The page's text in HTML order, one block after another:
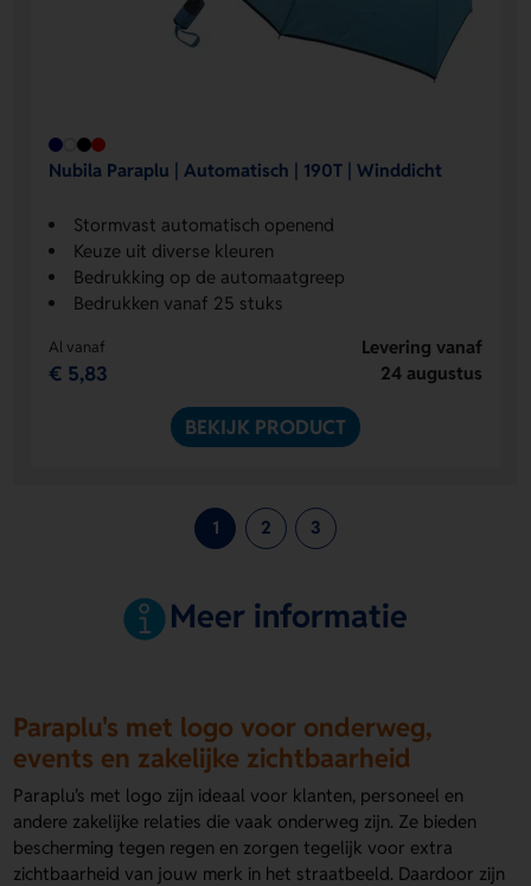
Nubila Paraplu | Automatisch | 190T | Winddicht
Stormvast automatisch openend
Keuze uit diverse kleuren
Bedrukking op de automaatgreep
Bedrukken vanaf 25 stuks
Al vanaf
€ 5,83
Levering vanaf
24 augustus
BEKIJK PRODUCT
1 2 3
Meer informatie
Paraplu's met logo voor onderweg,
events en zakelijke zichtbaarheid
Paraplu's met logo zijn ideaal voor klanten, personeel en
andere zakelijke relaties die vaak onderweg zijn. Ze bieden
bescherming tegen regen en zorgen tegelijk voor extra
zichtbaarheid van jouw merk in het straatbeeld. Daardoor zijn